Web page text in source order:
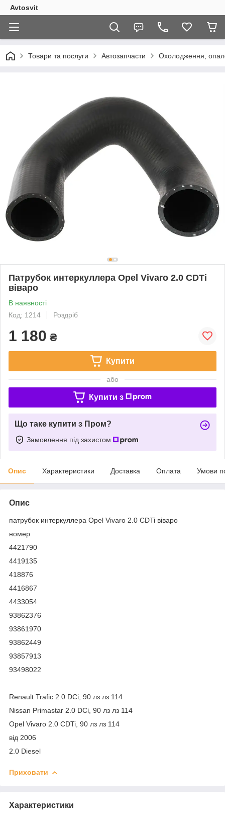
Avtosvit
Товари та послуги Автозапчасти Охолодження,
Патрубок интеркуллера Opel Vivaro 2.0 CDTi
віваро
В наявності
Код: 1214
Роздріб
1 180 ₴
Купити
або
Купити з
Що таке купити з Пром?
Замовлення під захистом
Опис Характеристики Доставка Оплата Умови
Опис
патрубок интеркуллера Opel Vivaro 2.0 CDTi віваро
номер
4421790
4419135
418876
4416867
4433054
93862376
93861970
93862449
93857913
93498022
Renault Trafic 2.0 DCi , 90 лз лз 114
Nissan Primastar 2.0 DCi 90 лз лз 114
Opel Vivaro 2.0 CDTi 90 лз лз 114
від 2006
2.0 Diesel
Приховати
Характеристики